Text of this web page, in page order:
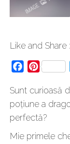
Like and Share
FacebookPinterest
Sunt curioasă
poțiune a
perfectă?
Mie primele